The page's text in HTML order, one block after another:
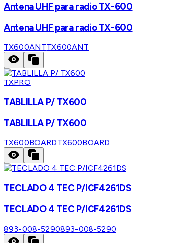
Antena UHF para radio TX-600
Antena UHF para radio TX-600
TX600ANTTX600ANT
TXPRO
TABLILLA P/ TX600
TABLILLA P/ TX600
TX600BOARDTX600BOARD
TECLADO 4 TEC P/ICF4261DS
TECLADO 4 TEC P/ICF4261DS
893-008-5290893-008-5290